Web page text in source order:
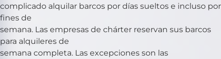
complicado alquilar barcos por días sueltos e incluso por
fines de
semana. Las empresas de chárter reservan sus barcos
para alquileres de
semana completa. Las excepciones son las